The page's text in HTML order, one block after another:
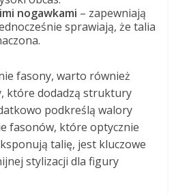
nogawkami – zapewniają
sprawiają, że talia
fasony, warto również
które dodadzą struktury
podkreślą walory
fasonów, które optycznie
talię, jest kluczowe
stylizacji dla figury